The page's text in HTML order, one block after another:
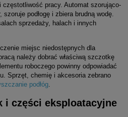
częstotliwość pracy. Automat szorująco-
podłogę i zbiera brudną wodę.
sprzedaży, halach i innych
miejsc niedostępnych dla
należy dobrać właściwą szczotkę
roboczego powinny odpowiadać
Sprzęt, chemię i akcesoria zebrano
podłóg
i części eksploatacyjne